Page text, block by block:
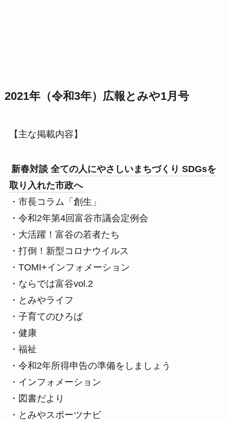
2021年（令和3年）広報とみや1月号
【主な掲載内容】
新春対談 全ての人にやさしいまちづくり SDGsを
取り入れた市政へ
・市長コラム「創生」
・令和2年第4回富谷市議会定例会
・大活躍！富谷の若者たち
・打倒！新型コロナウイルス
・TOMI+インフォメーション
・ならでは富谷vol.2
・とみやライフ
・子育てのひろば
・健康
・福祉
・令和2年所得申告の準備をしましょう
・インフォメーション
・図書だより
・とみやスポーツナビ